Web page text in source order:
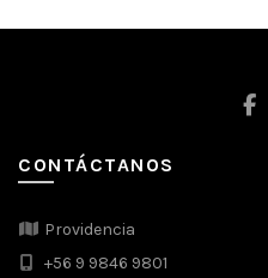
CONTÁCTANOS
Providencia
+56 9 9846 9801